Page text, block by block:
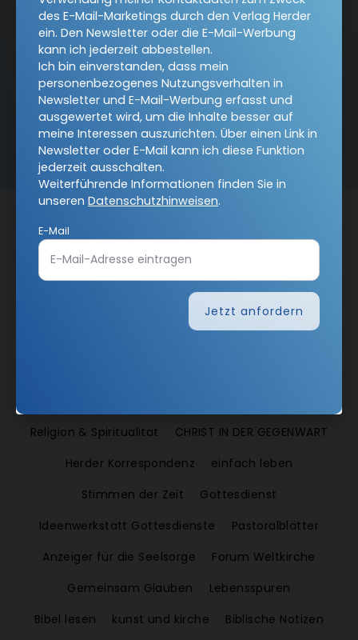
Alle Hefte
Abo bestellen
Services: Über uns
Herausgeber und Redaktion
Autorinnen und Autoren
COMMUNIO unterstützen
Religion & Spiritualität
CHRIST IN DER GEGENWART
Herder Korrespondenz
einfach leben
Stimmen der Zeit
Gottesdienst
Ideenwerkstatt Gottesdienste
Pastoralblätter
Anzeiger für die Seelsorge
Forum Weltkirche
Gemeinsam Glauben
Lebensspuren
Bibel lesen
kunst und kirche
Biblische Notizen
des E-Mail-Marketings durch den Verlag Herder
ein. Den Newsletter oder die E-Mail-Werbung
kann ich jederzeit abbestellen.
Ich bin einverstanden, dass mein
personenbezogenes Nutzungsverhalten in
Newsletter und E-Mail-Werbung erfasst und
ausgewertet wird, um die Inhalte besser auf
meine Interessen auszurichten. Über einen Link in
Newsletter oder E-Mail kann ich diese Funktion
jederzeit ausschalten.
Weiterführende Informationen finden Sie in
unseren Datenschutzhinweisen.
E-Mail
Jetzt anfordern